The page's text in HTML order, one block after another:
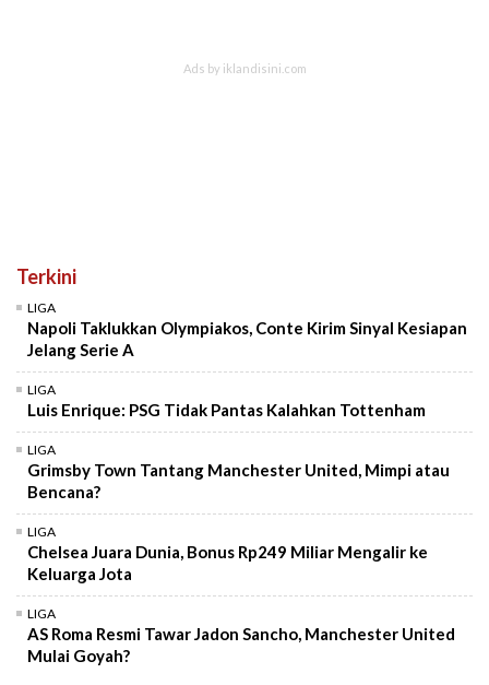
Terkini
LIGA
Napoli Taklukkan Olympiakos, Conte Kirim Sinyal Kesiapan
Jelang Serie A
LIGA
Luis Enrique: PSG Tidak Pantas Kalahkan Tottenham
LIGA
Grimsby Town Tantang Manchester United, Mimpi atau
Bencana?
LIGA
Chelsea Juara Dunia, Bonus Rp249 Miliar Mengalir ke
Keluarga Jota
LIGA
AS Roma Resmi Tawar Jadon Sancho, Manchester United
Mulai Goyah?